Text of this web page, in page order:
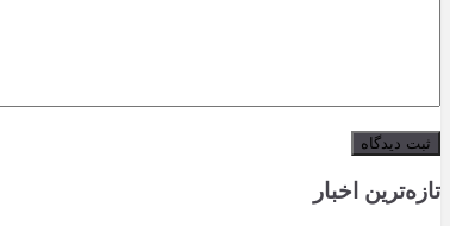
تازه‌ترین اخبار